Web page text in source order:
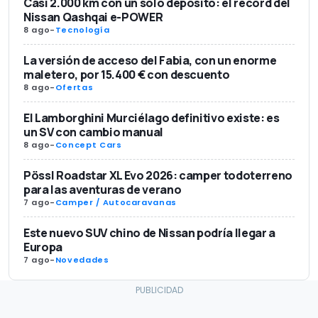
Nissan Qashqai e-POWER
8 ago-Tecnología
La versión de acceso del Fabia, con un enorme
maletero, por 15.400 € con descuento
8 ago-Ofertas
El Lamborghini Murciélago definitivo existe: es
un SV con cambio manual
8 ago-Concept Cars
Pössl Roadstar XL Evo 2026: camper todoterreno
para las aventuras de verano
7 ago-Camper / Autocaravanas
Este nuevo SUV chino de Nissan podría llegar a
Europa
7 ago-Novedades